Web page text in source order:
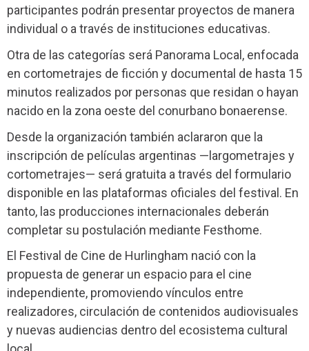
participantes podrán presentar proyectos de manera
individual o a través de instituciones educativas.
Otra de las categorías será Panorama Local, enfocada
en cortometrajes de ficción y documental de hasta 15
minutos realizados por personas que residan o hayan
nacido en la zona oeste del conurbano bonaerense.
Desde la organización también aclararon que la
inscripción de películas argentinas —largometrajes y
cortometrajes— será gratuita a través del formulario
disponible en las plataformas oficiales del festival. En
tanto, las producciones internacionales deberán
completar su postulación mediante Festhome.
El Festival de Cine de Hurlingham nació con la
propuesta de generar un espacio para el cine
independiente, promoviendo vínculos entre
realizadores, circulación de contenidos audiovisuales
y nuevas audiencias dentro del ecosistema cultural